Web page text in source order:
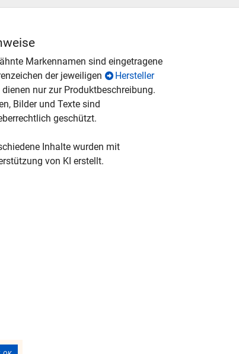
Markennamen sind eingetragene
der jeweiligen
Hersteller
dienen nur zur Produktbeschreibung.
Bilder und Texte sind
geschützt.
Inhalte wurden mit
von KI erstellt.